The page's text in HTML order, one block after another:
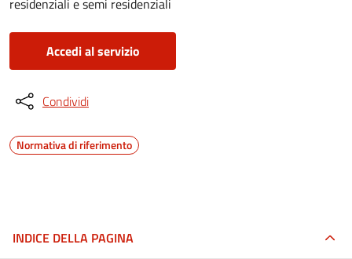
residenziali e semi residenziali
Accedi al servizio
Condividi
Normativa di riferimento
INDICE DELLA PAGINA